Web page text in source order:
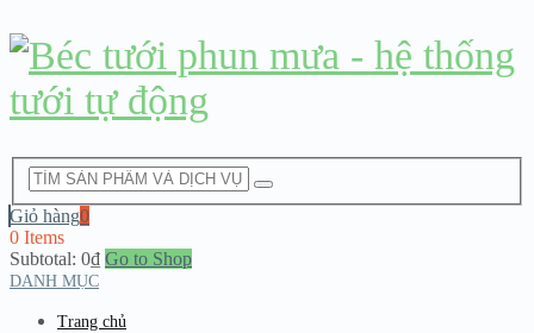
Giỏ hàng0
0 Items
Subtotal: 0₫ Go to Shop
DANH MỤC
Trang chủ